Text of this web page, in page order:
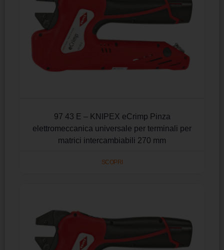
97 43 E – KNIPEX eCrimp Pinza
elettromeccanica universale per terminali per
matrici intercambiabili 270 mm
SCOPRI